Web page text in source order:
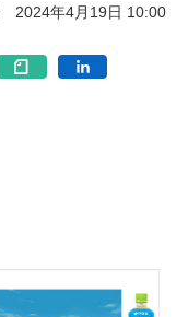
2024年4月19日 10:00